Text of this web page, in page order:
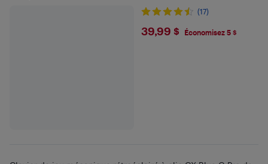
(17)
$39.99
39,99 $ Économisez 5 $